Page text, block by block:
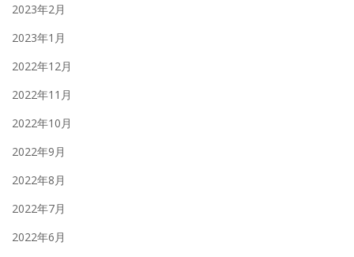
2023年2月
2023年1月
2022年12月
2022年11月
2022年10月
2022年9月
2022年8月
2022年7月
2022年6月